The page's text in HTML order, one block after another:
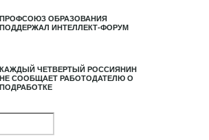
ПРОФСОЮЗ ОБРАЗОВАНИЯ
ПОДДЕРЖАЛ ИНТЕЛЛЕКТ-ФОРУМ
КАЖДЫЙ ЧЕТВЕРТЫЙ РОССИЯНИН
НЕ СООБЩАЕТ РАБОТОДАТЕЛЮ О
ПОДРАБОТКЕ